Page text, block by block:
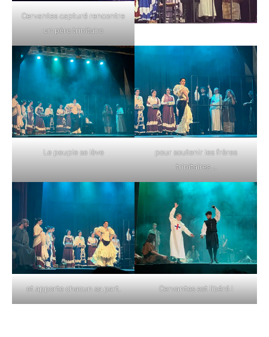
Cervantes capturé rencontre
un père trinitaire
Le peuple se lève
pour soutenir les frères
trinitaires …
et apporte chacun sa part. Cervantes est libéré !